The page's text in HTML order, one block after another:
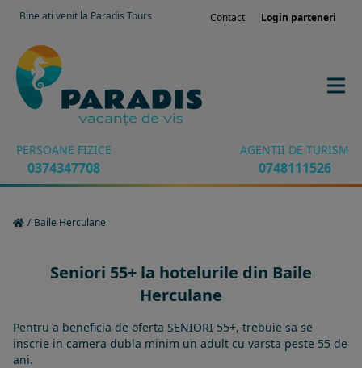
Bine ati venit la Paradis Tours Contact Login parteneri
PERSOANE FIZICE
0374347708
AGENTII DE TURISM
0748111526
/ Baile Herculane
Seniori 55+ la hotelurile din Baile
Herculane
Pentru a beneficia de oferta SENIORI 55+, trebuie sa se
inscrie in camera dubla minim un adult cu varsta peste 55 de
ani.